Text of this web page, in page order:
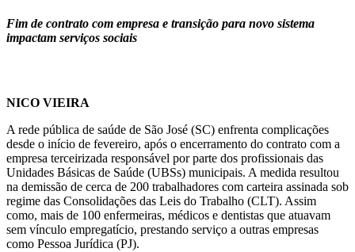
Fim de contrato com empresa e transição para novo sistema
impactam serviços sociais
NICO VIEIRA
A rede pública de saúde de São José (SC) enfrenta complicações
desde o início de fevereiro, após o encerramento do contrato com a
empresa terceirizada responsável por parte dos profissionais das
Unidades Básicas de Saúde (UBSs) municipais. A medida resultou
na demissão de cerca de 200 trabalhadores com carteira assinada sob
regime das Consolidações das Leis do Trabalho (CLT). Assim
como, mais de 100 enfermeiras, médicos e dentistas que atuavam
sem vínculo empregatício, prestando serviço a outras empresas
como Pessoa Jurídica (PJ).